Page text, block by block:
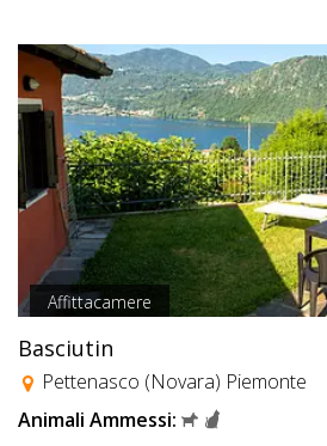
Affittacamere
Basciutin
Pettenasco (Novara) Piemonte
Animali Ammessi: